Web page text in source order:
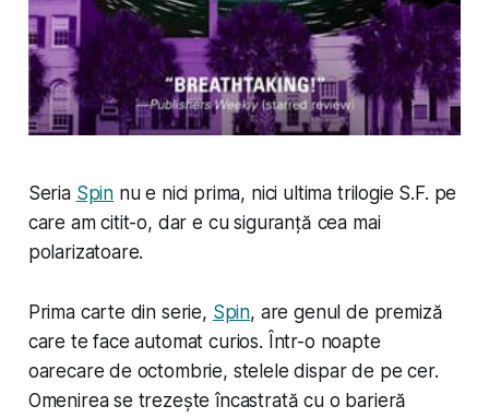
Seria Spin nu e nici prima, nici ultima trilogie S.F. pe
care am citit-o, dar e cu siguranță cea mai
polarizatoare.
Prima carte din serie, Spin, are genul de premiză
care te face automat curios. Într-o noapte
oarecare de octombrie, stelele dispar de pe cer.
Omenirea se trezește încastrată cu o barieră